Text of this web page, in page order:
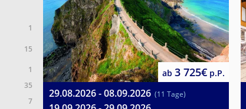
1
15
1
35
7
29.08.2026 - 08.09.2026 (11 Tage)
ab 3 725€ p.P.